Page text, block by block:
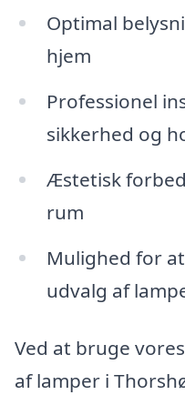
Optimal
hjem
Professionel
sikkerhed og
Æstetisk
rum
Mulighed for
udvalg af
Ved at bruge
af lamper i